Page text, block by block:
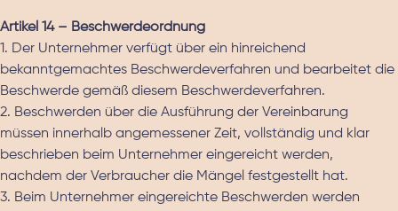
Artikel 14 – Beschwerdeordnung
1. Der Unternehmer verfügt über ein hinreichend
bekanntgemachtes Beschwerdeverfahren und bearbeitet die
Beschwerde gemäß diesem Beschwerdeverfahren.
2. Beschwerden über die Ausführung der Vereinbarung
müssen innerhalb angemessener Zeit, vollständig und klar
beschrieben beim Unternehmer eingereicht werden,
nachdem der Verbraucher die Mängel festgestellt hat.
3. Beim Unternehmer eingereichte Beschwerden werden